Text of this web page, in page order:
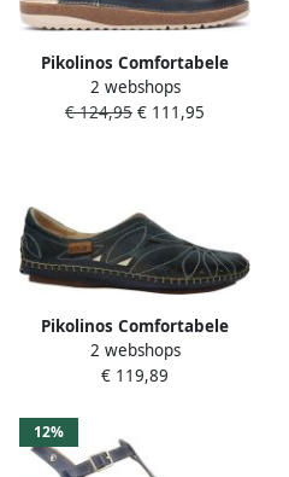
Pikolinos Comfortabele
veterschoenen voor dames
2 webshops
€ 124,95 € 111,95
Pikolinos Comfortabele
Blauwe Dames Loafer Blue
Dames
2 webshops
€ 119,89
12%